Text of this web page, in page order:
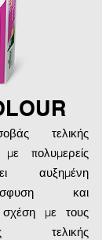
τελικής
πολυμερείς
αυξημένη
και
σχέση με τους
τελικής